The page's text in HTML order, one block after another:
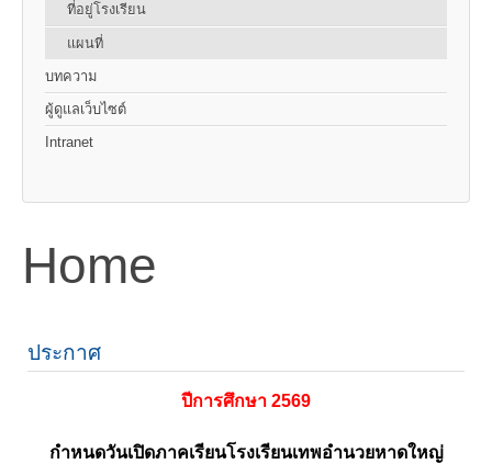
ที่อยู่โรงเรียน
แผนที่
บทความ
ผู้ดูแลเว็บไซต์
Intranet
Home
ประกาศ
ปีการศึกษา 2569
กำหนดวันเปิดภาคเรียนโรงเรียนเทพอำนวยหาดใหญ่